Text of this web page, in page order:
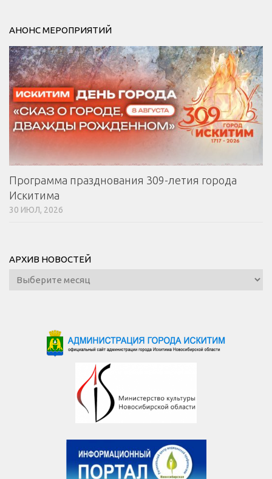
АНОНС МЕРОПРИЯТИЙ
Программа празднования 309-летия города
Искитима
30 ИЮЛ, 2026
АРХИВ НОВОСТЕЙ
Архив
новостей